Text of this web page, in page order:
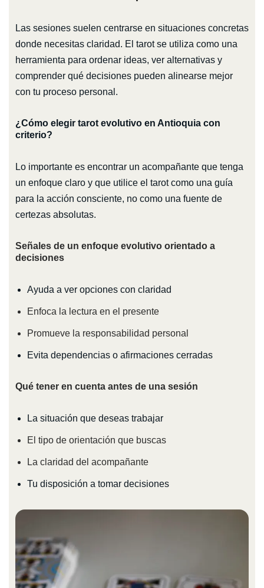
Las sesiones suelen centrarse en situaciones concretas
donde necesitas claridad. El tarot se utiliza como una
herramienta para ordenar ideas, ver alternativas y
comprender qué decisiones pueden alinearse mejor
con tu proceso personal.
¿Cómo elegir tarot evolutivo en Antioquia con
criterio?
Lo importante es encontrar un acompañante que tenga
un enfoque claro y que utilice el tarot como una guía
para la acción consciente, no como una fuente de
certezas absolutas.
Señales de un enfoque evolutivo orientado a
decisiones
Ayuda a ver opciones con claridad
Enfoca la lectura en el presente
Promueve la responsabilidad personal
Evita dependencias o afirmaciones cerradas
Qué tener en cuenta antes de una sesión
La situación que deseas trabajar
El tipo de orientación que buscas
La claridad del acompañante
Tu disposición a tomar decisiones